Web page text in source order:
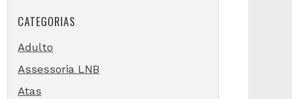
CATEGORIAS
Adulto
Assessoria LNB
Atas